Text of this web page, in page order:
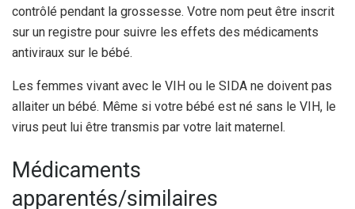
contrôlé pendant la grossesse. Votre nom peut être inscrit
sur un registre pour suivre les effets des médicaments
antiviraux sur le bébé.
Les femmes vivant avec le VIH ou le SIDA ne doivent pas
allaiter un bébé. Même si votre bébé est né sans le VIH, le
virus peut lui être transmis par votre lait maternel.
Médicaments
apparentés/similaires